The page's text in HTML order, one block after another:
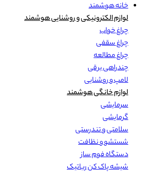
خانه هوشمند
لوازم الکترونیکی و روشنایی هوشمند
چراغ خواب
چراغ سقفی
چراغ مطالعه
چندراهی برقی
لامپ و روشنایی
لوازم خانگی هوشمند
سرمایشی
گرمایشی
سلامتی و تندرستی
شستشو و نظافت
دستگاه فوم ساز
شیشه پاک کن رباتیک